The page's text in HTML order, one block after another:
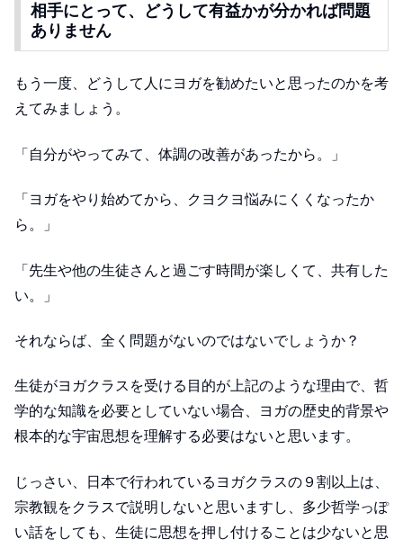
相手にとって、どうして有益かが分かれば問題
ありません
もう一度、どうして人にヨガを勧めたいと思ったのかを考
えてみましょう。
「自分がやってみて、体調の改善があったから。」
「ヨガをやり始めてから、クヨクヨ悩みにくくなったか
ら。」
「先生や他の生徒さんと過ごす時間が楽しくて、共有した
い。」
それならば、全く問題がないのではないでしょうか？
生徒がヨガクラスを受ける目的が上記のような理由で、哲
学的な知識を必要としていない場合、ヨガの歴史的背景や
根本的な宇宙思想を理解する必要はないと思います。
じっさい、日本で行われているヨガクラスの９割以上は、
宗教観をクラスで説明しないと思いますし、多少哲学っぽ
い話をしても、生徒に思想を押し付けることは少ないと思